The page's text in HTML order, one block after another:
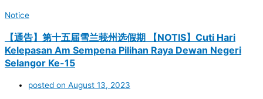
Notice
【通告】第十五届雪兰莪州选假期 【NOTIS】Cuti Hari
Kelepasan Am Sempena Pilihan Raya Dewan Negeri
Selangor Ke-15
posted on August 13, 2023